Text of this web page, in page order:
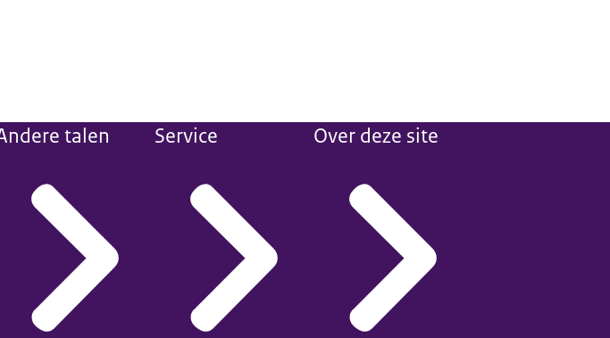
talen Service Over deze site